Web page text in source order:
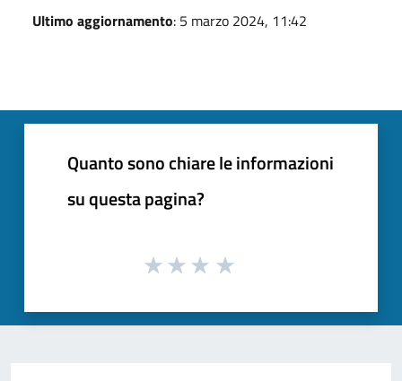
Ultimo aggiornamento: 5 marzo 2024, 11:42
Quanto sono chiare le informazioni
su questa pagina?